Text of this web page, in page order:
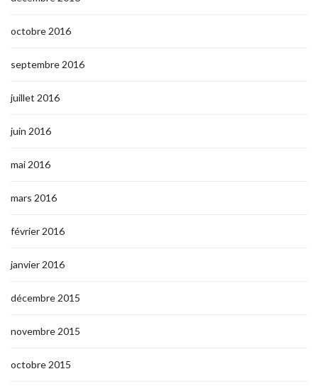
octobre 2016
septembre 2016
juillet 2016
juin 2016
mai 2016
mars 2016
février 2016
janvier 2016
décembre 2015
novembre 2015
octobre 2015